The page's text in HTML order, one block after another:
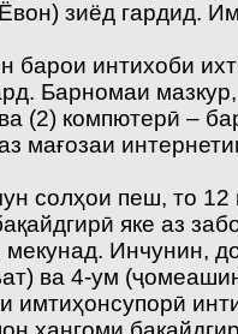
зиёд гардид.
интихоби
Барномаи
(2) компютерӣ –
солҳои пеш, то
яке аз
Инчунин,
ва 4-ум